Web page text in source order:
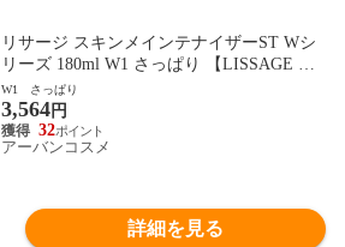
リサージ スキンメインテナイザーST Wシ
リーズ 180ml W1 さっぱり 【LISSAGE 化
粧液 コラーゲン ハリ】
W1 さっぱり
3,564円
32
アーバンコスメ
詳細を見る